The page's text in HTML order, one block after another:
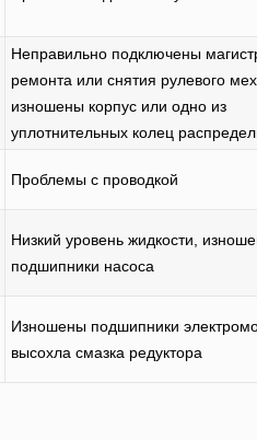
Неправильно подключены
ремонта или снятия рулевого
изношены корпус или одно из
уплотнительных колец
Проблемы с проводкой
Низкий уровень жидкости,
подшипники насоса
Изношены подшипники
высохла смазка редуктора